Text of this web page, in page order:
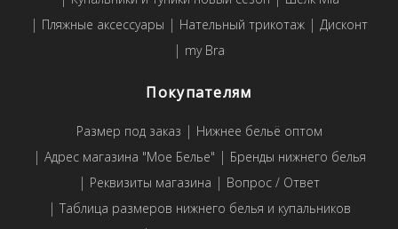
Пляжные аксессуары
Нательный трикотаж
Дисконт
my Bra
Покупателям
Размер под заказ
Нижнее бельё оптом
Адрес магазина "Мое Белье"
Бренды нижнего белья
Реквизиты магазина
Вопрос / Ответ
Таблица размеров нижнего белья и купальников